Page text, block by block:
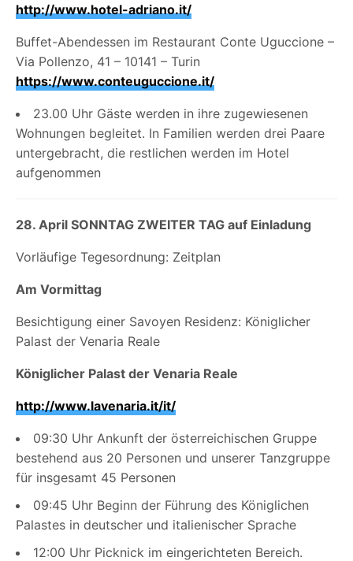
http://www.hotel-adriano.it/
Buffet-Abendessen im Restaurant Conte Uguccione –
Via Pollenzo, 41 – 10141 – Turin
https://www.conteuguccione.it/
23.00 Uhr Gäste werden in ihre zugewiesenen
Wohnungen begleitet. In Familien werden drei Paare
untergebracht, die restlichen werden im Hotel
aufgenommen
28. April SONNTAG ZWEITER TAG auf Einladung
Vorläufige Tegesordnung: Zeitplan
Am Vormittag
Besichtigung einer Savoyen Residenz: Königlicher
Palast der Venaria Reale
Königlicher Palast der Venaria Reale
http://www.lavenaria.it/it/
09:30 Uhr Ankunft der österreichischen Gruppe
bestehend aus 20 Personen und unserer Tanzgruppe
für insgesamt 45 Personen
09:45 Uhr Beginn der Führung des Königlichen
Palastes in deutscher und italienischer Sprache
12:00 Uhr Picknick im eingerichteten Bereich.